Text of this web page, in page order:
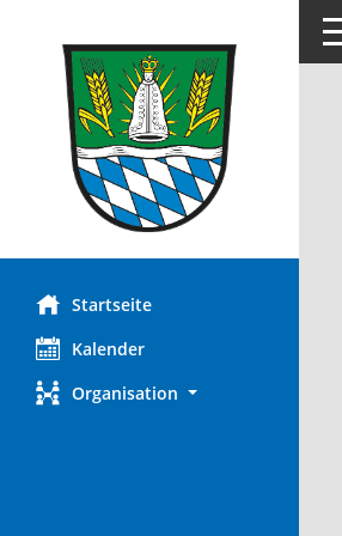
Startseite
Kalender
Organisation